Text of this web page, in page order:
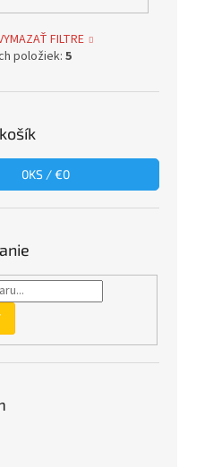
FILTRE
položiek: 5
0KS /€0